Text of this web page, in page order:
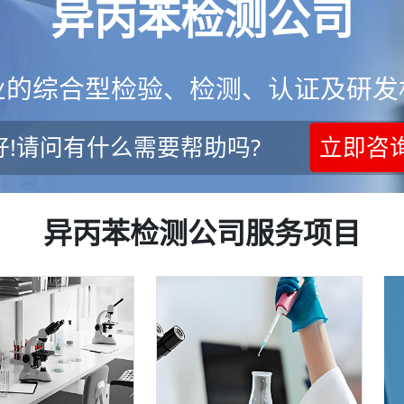
异丙苯检测公司
综合型检验、检测、认证及研
!请问有什么需要帮助吗? 立即咨
异丙苯检测公司服务项目